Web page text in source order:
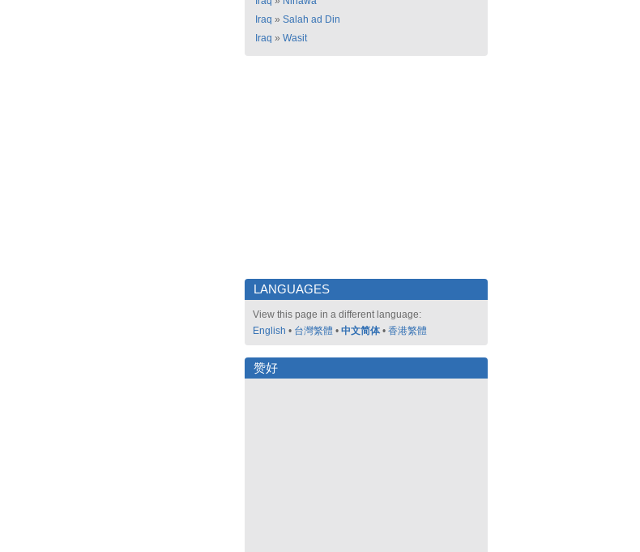
Iraq » Salah ad Din
Iraq » Wasit
LANGUAGES
View this page in a different language:
English • 台灣繁體 • 中文简体 • 香港繁體
赞好